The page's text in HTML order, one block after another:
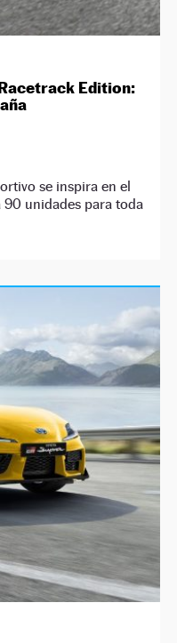
Edition:
se inspira en el
unidades para toda